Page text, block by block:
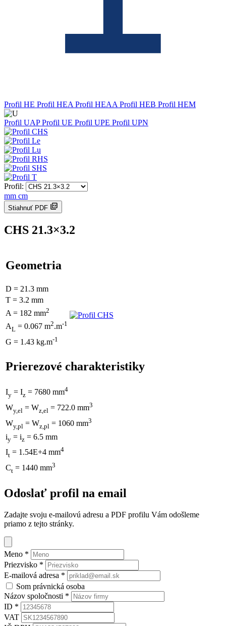
Profil HE Profil HEA Profil HEAA Profil HEB Profil HEM
Profil UAPProfil UE Profil UPE Profil UPN
Profil:
mm cm
Stiahnuť PDF
CHS 21.3×3.2
Geometria
D = 21.3 mm
T = 3.2 mm
A = 182 mm2
AL = 0.067 m2.m-1
G = 1.43 kg.m-1
Prierezové charakteristiky
Iy = Iz = 7680 mm4
Wy,el = Wz,el = 722.0 mm3
Wy,pl = Wz,pl = 1060 mm3
iy = iz = 6.5 mm
It = 1.54E+4 mm4
Ct = 1440 mm3
Odoslať profil na email
Zadajte svoju e-mailovú adresu a PDF profilu Vám odošleme
priamo z tejto stránky.
Meno *
Priezvisko *
E-mailová adresa *
Som právnická osoba
Názov spoločnosti *
ID *
VAT